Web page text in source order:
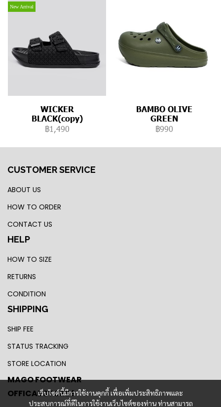
New Arrival
WICKER
BLACK(copy)
฿1,490
BAMBO OLIVE
GREEN
฿990
เว็บไซต์นี้มีการใช้งานคุกกี้ เพื่อเพิ่มประสิทธิภาพและ
ประสบการณ์ที่ดีในการใช้งานเว็บไซต์ของท่าน ท่านสามารถ
CUSTOMER SERVICE
ABOUT US
HOW TO ORDER
CONTACT US
HELP
HOW TO SIZE
RETURNS
CONDITION
SHIPPING
SHIP FEE
STATUS TRACKING
STORE LOCATION
MAGO FOOTWEAR
OFFICAL STORE !